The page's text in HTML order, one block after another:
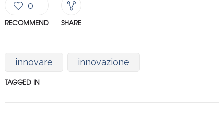
0
RECOMMEND SHARE
innovare innovazione
TAGGED IN